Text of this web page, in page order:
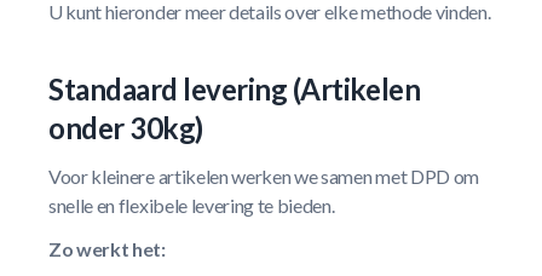
U kunt hieronder meer details over elke methode vinden.
Standaard levering (Artikelen
onder 30kg)
Voor kleinere artikelen werken we samen met DPD om
snelle en flexibele levering te bieden.
Zo werkt het: